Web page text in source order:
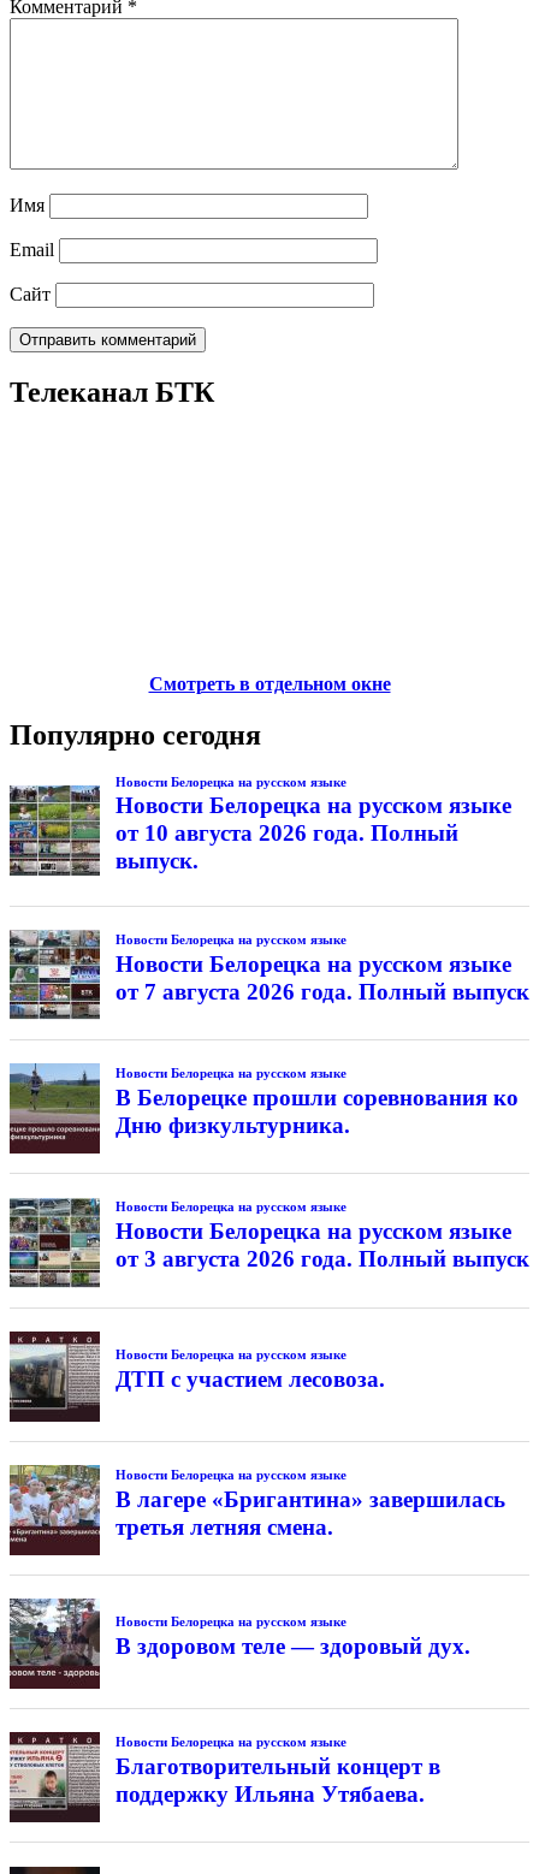
Комментарий *
Имя
Email
Сайт
Телеканал БТК
Смотреть в отдельном окне
Популярно сегодня
Новости Белорецка на русском языке
Новости Белорецка на русском языке
от 10 августа 2026 года. Полный
выпуск.
Новости Белорецка на русском языке
Новости Белорецка на русском языке
от 7 августа 2026 года. Полный выпуск
Новости Белорецка на русском языке
В Белорецке прошли соревнования ко
Дню физкультурника.
Новости Белорецка на русском языке
Новости Белорецка на русском языке
от 3 августа 2026 года. Полный выпуск
Новости Белорецка на русском языке
ДТП с участием лесовоза.
Новости Белорецка на русском языке
В лагере «Бригантина» завершилась
третья летняя смена.
Новости Белорецка на русском языке
В здоровом теле — здоровый дух.
Новости Белорецка на русском языке
Благотворительный концерт в
поддержку Ильяна Утябаева.